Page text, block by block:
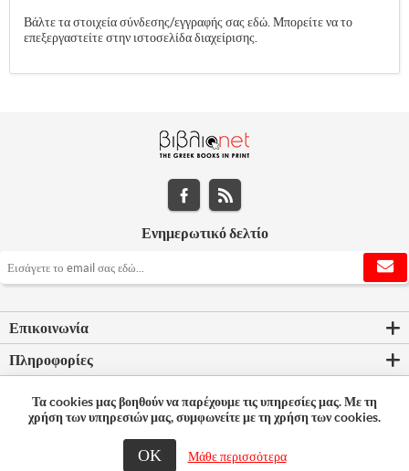
Βάλτε τα στοιχεία σύνδεσης/εγγραφής σας εδώ. Μπορείτε να το
επεξεργαστείτε στην ιστοσελίδα διαχείρισης.
Ενημερωτικό δελτίο
Επικοινωνία
Πληροφορίες
Ο λογαριασμός μου
© 2026 Bookleader
Τα cookies μας βοηθούν να παρέχουμε τις υπηρεσίες μας. Με τη
χρήση των υπηρεσιών μας, συμφωνείτε με τη χρήση των cookies.
ΟΚ Μάθε περισσότερα